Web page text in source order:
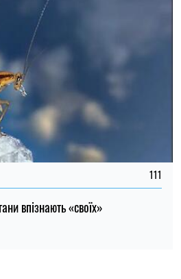
балансу між роботою і
життям.